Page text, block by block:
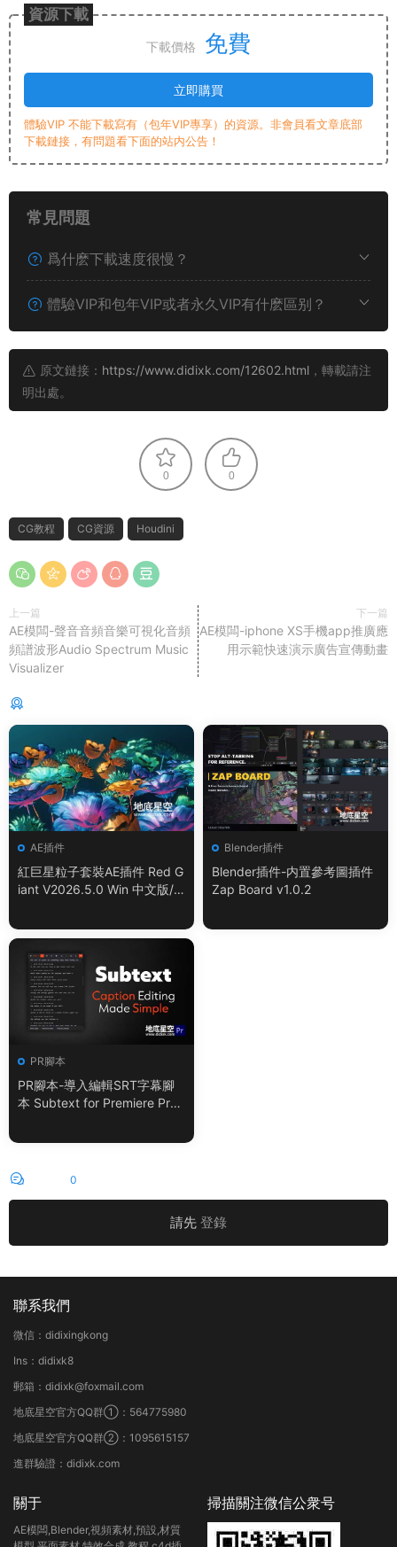
資源下載
下載價格 免費
立即購買
體驗VIP 不能下載寫有（包年VIP專享）的資源。非會員看文章底部
下載鏈接，有問題看下面的站内公告！
常見問題
爲什麽下載速度很慢？
體驗VIP和包年VIP或者永久VIP有什麽區别？
原文鏈接： https://www.didixk.com/12602.html ，轉載請注
明出處。
0 0
CG教程 CG資源 Houdini
上一篇
AE模闆-聲音音頻音樂可視化音頻
頻譜波形Audio Spectrum Music
Visualizer
下一篇
AE模闆-iphone XS手機app推廣應
用示範快速演示廣告宣傳動畫
AE插件
紅巨星粒子套裝AE插件 Red G
iant V2026.5.0 Win 中文版/
Blender插件
Blender插件-内置參考圖插件
Zap Board v1.0.2
PR腳本
PR腳本-導入編輯SRT字幕腳
本 Subtext for Premiere Pro
0
請先 登錄
聯系我們
微信：didixingkong
Ins：didixk8
郵箱：didixk@foxmail.com
地底星空官方QQ群①：564775980
地底星空官方QQ群②：1095615157
進群驗證：didixk.com
關于
AE模闆,Blender,視頻素材,預設,材質
掃描關注微信公衆号